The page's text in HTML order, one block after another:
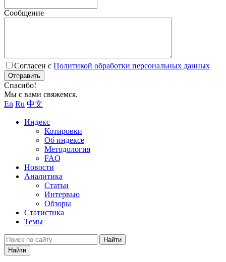
Сообщение
Согласен с Политикой обработки персональных данных
Отправить
Спасибо!
Мы с вами свяжемся.
En Ru 中文
Индекс
Котировки
Об индексе
Методология
FAQ
Новости
Аналитика
Статьи
Интервью
Обзоры
Статистика
Темы
Найти
Найти